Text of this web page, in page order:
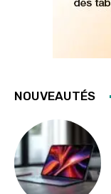
NOUVEAUTÉS